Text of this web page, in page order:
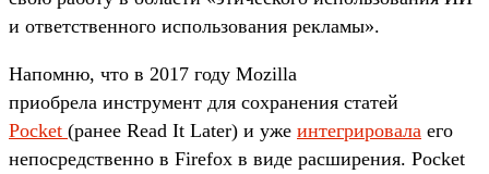
и ответственного использования рекламы».
Напомню, что в 2017 году Mozilla
приобрела инструмент для сохранения статей
Pocket (ранее Read It Later) и уже интегрировала его
непосредственно в Firefox в виде расширения. Pocket